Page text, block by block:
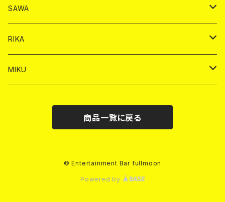
シャンパン
シャンパン
ヤードグラス
チェキ
ドリンク
ショット
シャンパン
チェキ
ドリンク
シャンパン
ショット
バイカ
チェキ
SAWA
ドリンク
シャンパン
バイカ
RIKA
ドリンク
MIKU
商品一覧に戻る
© Entertainment Bar fullmoon
Powered by